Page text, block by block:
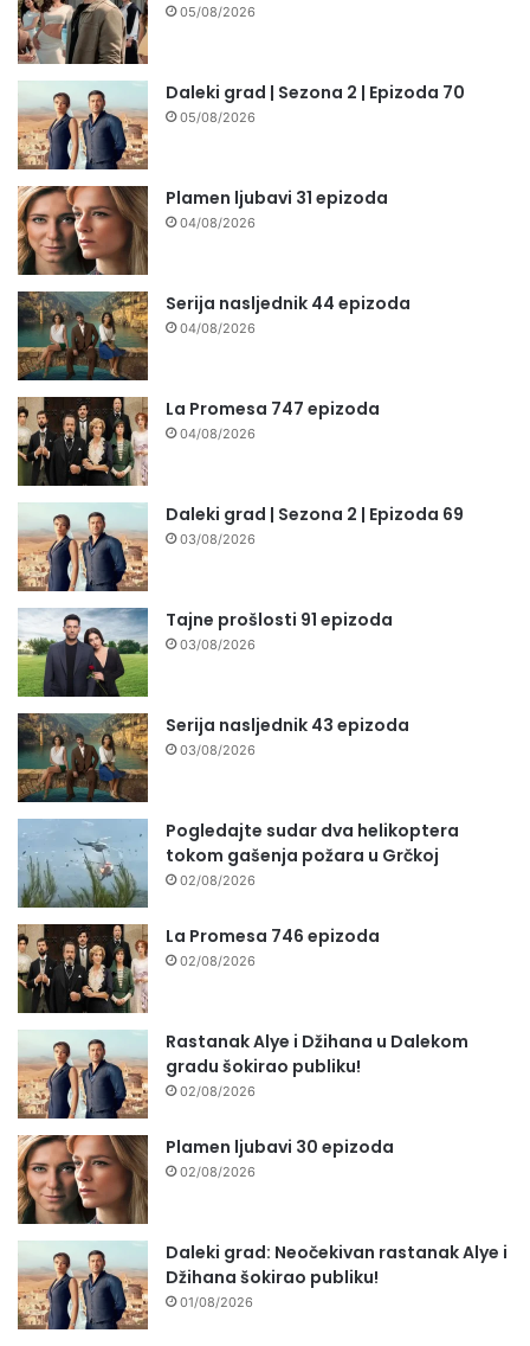
05/08/2026
Daleki grad | Sezona 2 | Epizoda 70
05/08/2026
Plamen ljubavi 31 epizoda
04/08/2026
Serija nasljednik 44 epizoda
04/08/2026
La Promesa 747 epizoda
04/08/2026
Daleki grad | Sezona 2 | Epizoda 69
03/08/2026
Tajne prošlosti 91 epizoda
03/08/2026
Serija nasljednik 43 epizoda
03/08/2026
Pogledajte sudar dva helikoptera
tokom gašenja požara u Grčkoj
02/08/2026
La Promesa 746 epizoda
02/08/2026
Rastanak Alye i Džihana u Dalekom
gradu šokirao publiku!
02/08/2026
Plamen ljubavi 30 epizoda
02/08/2026
Daleki grad: Neočekivan rastanak Alye i
Džihana šokirao publiku!
01/08/2026